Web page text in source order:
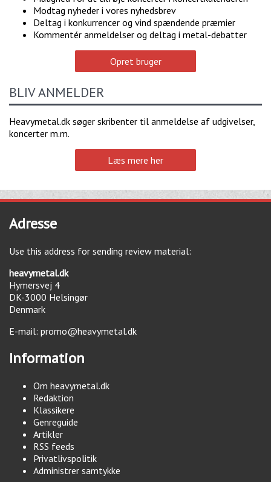
Modtag nyheder i vores nyhedsbrev
Deltag i konkurrencer og vind spændende præmier
Kommentér anmeldelser og deltag i metal-debatter
Opret bruger
BLIV ANMELDER
Heavymetal.dk søger skribenter til anmeldelse af udgivelser,
koncerter m.m.
Læs mere her
Adresse
Use this address for sending review material:
heavymetal.dk
Hymersvej 4
DK-3000 Helsingør
Denmark
E-mail: promo@heavymetal.dk
Information
Om heavymetal.dk
Redaktion
Klassikere
Genreguide
Artikler
RSS feeds
Privatlivspolitik
Administrer samtykke